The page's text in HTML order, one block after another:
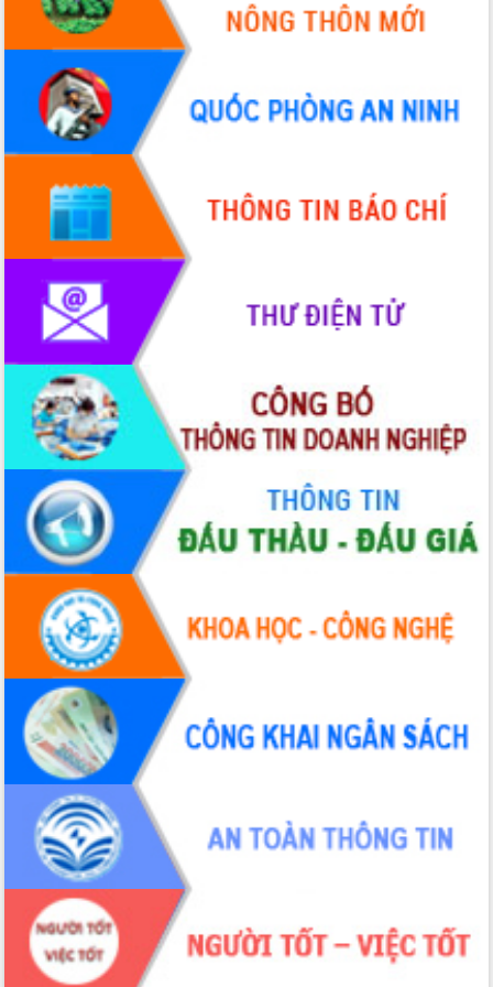
Xây dựng nông thôn mới: Nâng cao đời
sống người dân từ những mô hình thiết
thực
Quyết liệt tháo gỡ vướng mắc, đẩy
nhanh tiến độ các dự án trọng điểm
trong Khu kinh tế Nam Phú Yên
Hòn Yến phát triển du lịch gắn với bảo
Lấy ý kiến điều chỉnh Quy hoạch tỉnh
Đắk Lắk thời kỳ 2021-2030, tầm nhìn
đến năm 2050
Phát động chiến dịch 30 ngày đêm
giải phóng mặt bằng Tuyến đường bộ
ven biển
Đắk Lắk nỗ lực thúc đẩy tăng trưởng
kinh tế từ 10% trở lên trong Quý
II/2026
Đắk Lắk ký kết thỏa thuận hợp tác về
chuyển đổi số giai đoạn 2026 – 2030
với Tập đoàn Bưu chính Viễn thông
Việt Nam
Thứ trưởng Bộ Y tế làm việc với tỉnh
Đắk Lắk về phát triển nhân lực y tế
cho trạm y tế cấp xã
Du lịch Đắk Lắk nâng tầm trải nghiệm
du khách thông qua Hệ thống cơ sở dữ
liệu và Bản đồ số
Tập huấn ứng dụng trí tuệ nhân tạo (AI)
trong thương mại điện tử năm 2026
Đoàn đại biểu Quốc hội tỉnh Đắk Lắk
trao đổi thông tin trước Kỳ họp thứ
nhất, Quốc hội khóa XVI
Quyết liệt cải cách hành chính, khơi
thông nguồn lực phát triển
Nâng cao hiệu lực, hiệu quả HĐND
tỉnh thông qua hiện đại hóa hành chính
Xã Ea Phê gắn cải cách hành chính với
chuyển đổi số
Phó Chủ tịch Thường trực UBND tỉnh
Hồ Thị Nguyên Thảo làm việc tại Trung
tâm Phục vụ hành chính công xã Ea